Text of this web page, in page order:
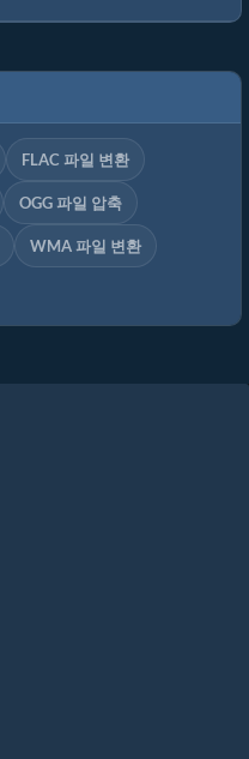
FLAC 파일 변환
OGG 파일 압축
WMA 파일 변환